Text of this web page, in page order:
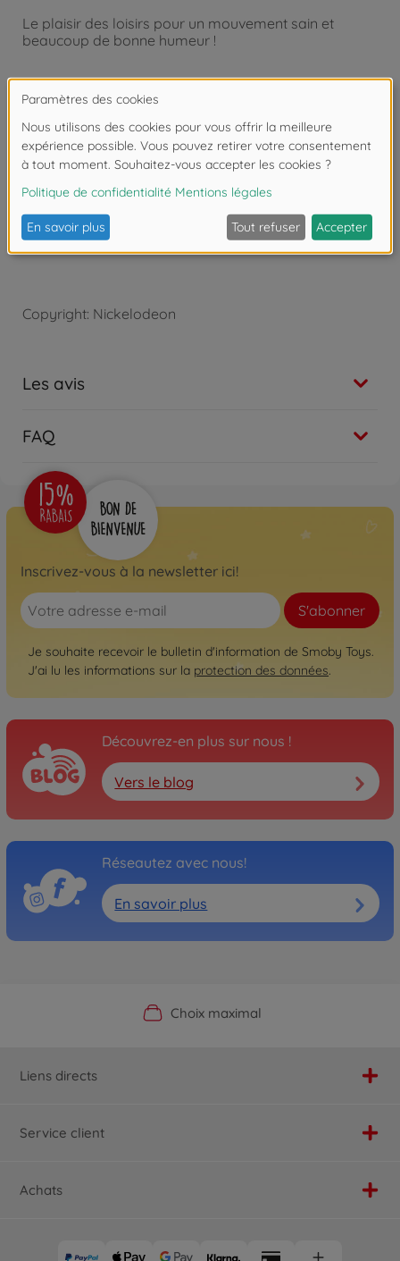
Le plaisir des loisirs pour un mouvement sain et
beaucoup de bonne humeur !
Product details:
Charge maximale : 50 kg
Roues avec roulement à billes ABEC 5.
Dimensions : 70 x 32 x 83 cm.
À partir de 5 ans.
Copyright: Nickelodeon
Les avis
FAQ
Inscrivez-vous à la newsletter ici!
S'abonner
Je souhaite recevoir le bulletin d'information de Smoby Toys.
J'ai lu les informations sur la protection des données.
Découvrez-en plus sur nous !
Vers le blog
Réseautez avec nous!
En savoir plus
Boutique officielle du fabricant
Choix maximal
Service personnalisé
Livraison rapide
Liens directs
Service client
Achats